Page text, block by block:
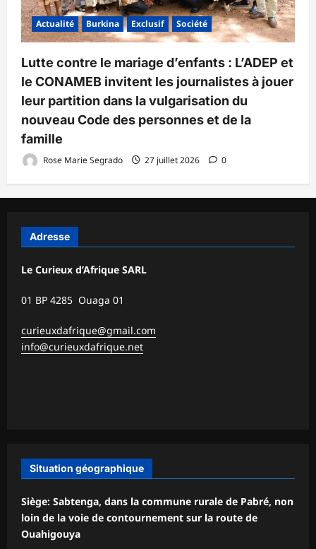
Actualité Burkina Exclusif Société
Lutte contre le mariage d’enfants : L’ADEP et
le CONAMEB invitent les journalistes à jouer
leur partition dans la vulgarisation du
nouveau Code des personnes et de la
famille
Rose Marie Segrado 27 juillet 2026 0
Adresse
Le Curieux d’Afrique SARL
01 BP 4285 Ouaga 01
curieuxdafrique@gmail.com
info@curieuxdafrique.net
Situation géographique
Siège: Sabtenga, dans la commune rurale de Pabré, non
loin de la voie de contournement sur la route de
Ouahigouya